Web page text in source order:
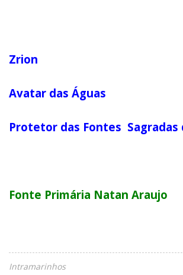
Zrion
Avatar das Águas
Protetor das Fontes Sagradas
Fonte Primária Natan Araujo
Intramarinhos